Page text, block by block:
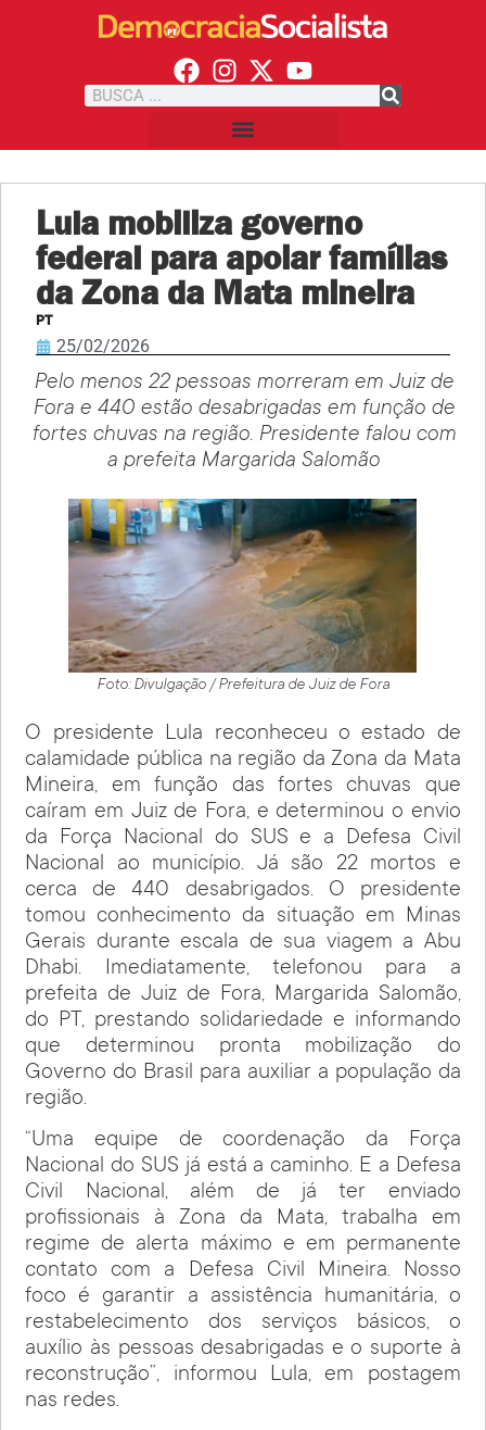
Lula mobiliza governo
federal para apoiar famílias
da Zona da Mata mineira
PT
25/02/2026
Pelo menos 22 pessoas morreram em Juiz de
Fora e 440 estão desabrigadas em função de
fortes chuvas na região. Presidente falou com
a prefeita Margarida Salomão
Foto: Divulgação / Prefeitura de Juiz de Fora
O presidente Lula reconheceu o estado de
calamidade pública na região da Zona da Mata
Mineira, em função das fortes chuvas que
caíram em Juiz de Fora, e determinou o envio
da Força Nacional do SUS e a Defesa Civil
Nacional ao município. Já são 22 mortos e
cerca de 440 desabrigados. O presidente
tomou conhecimento da situação em Minas
Gerais durante escala de sua viagem a Abu
Dhabi. Imediatamente, telefonou para a
prefeita de Juiz de Fora, Margarida Salomão,
do PT, prestando solidariedade e informando
que determinou pronta mobilização do
Governo do Brasil para auxiliar a população da
região.
“Uma equipe de coordenação da Força
Nacional do SUS já está a caminho. E a Defesa
Civil Nacional, além de já ter enviado
profissionais à Zona da Mata, trabalha em
regime de alerta máximo e em permanente
contato com a Defesa Civil Mineira. Nosso
foco é garantir a assistência humanitária, o
restabelecimento dos serviços básicos, o
auxílio às pessoas desabrigadas e o suporte à
reconstrução”, informou Lula, em postagem
nas redes.